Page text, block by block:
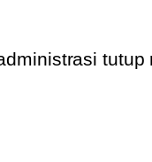
tutup